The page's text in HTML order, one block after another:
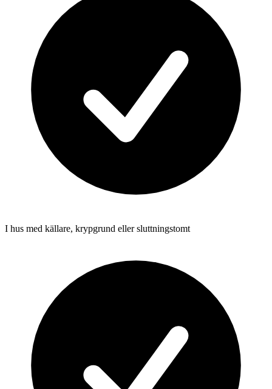
I hus med källare, krypgrund eller sluttningstomt